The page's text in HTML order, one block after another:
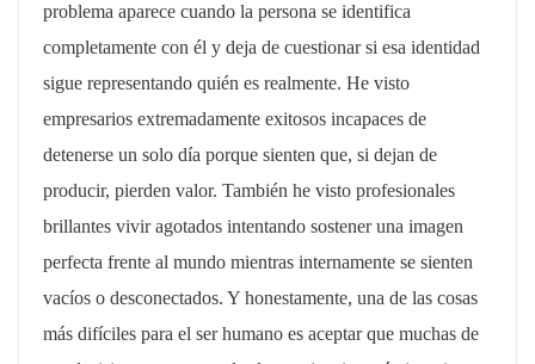
problema aparece cuando la persona se identifica
completamente con él y deja de cuestionar si esa identidad
sigue representando quién es realmente. He visto
empresarios extremadamente exitosos incapaces de
detenerse un solo día porque sienten que, si dejan de
producir, pierden valor. También he visto profesionales
brillantes vivir agotados intentando sostener una imagen
perfecta frente al mundo mientras internamente se sienten
vacíos o desconectados. Y honestamente, una de las cosas
más difíciles para el ser humano es aceptar que muchas de